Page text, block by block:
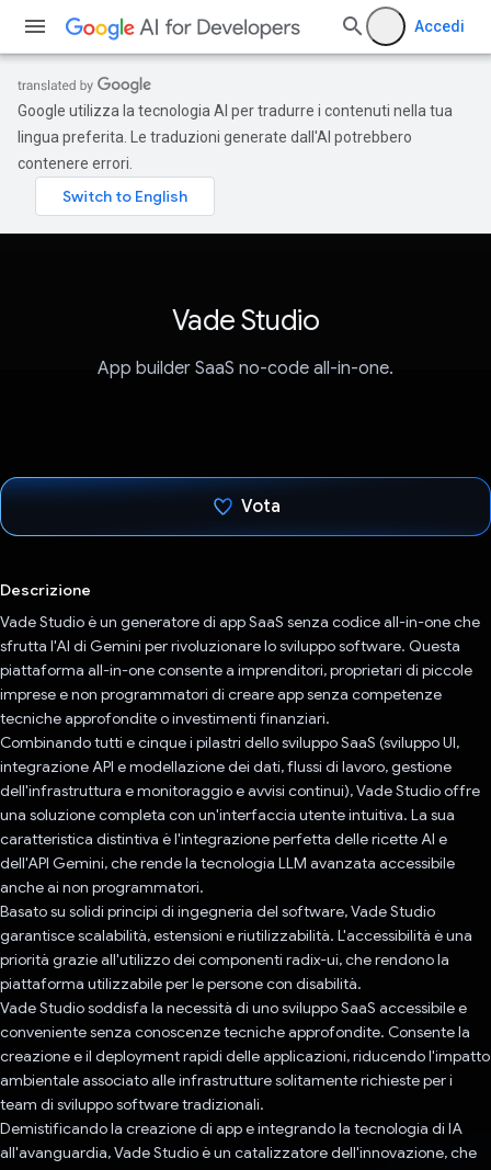
Accedi
Google utilizza la tecnologia AI per tradurre i contenuti nella tua
lingua preferita. Le traduzioni generate dall'AI potrebbero
contenere errori.
Vade Studio
App builder SaaS no-code all-in-one.
Vota
Descrizione
Vade Studio è un generatore di app SaaS senza codice all-in-one che
sfrutta l'AI di Gemini per rivoluzionare lo sviluppo software. Questa
piattaforma all-in-one consente a imprenditori, proprietari di piccole
imprese e non programmatori di creare app senza competenze
tecniche approfondite o investimenti finanziari.
Combinando tutti e cinque i pilastri dello sviluppo SaaS (sviluppo UI,
integrazione API e modellazione dei dati, flussi di lavoro, gestione
dell'infrastruttura e monitoraggio e avvisi continui), Vade Studio offre
una soluzione completa con un'interfaccia utente intuitiva. La sua
caratteristica distintiva è l'integrazione perfetta delle ricette AI e
dell'API Gemini, che rende la tecnologia LLM avanzata accessibile
anche ai non programmatori.
Basato su solidi principi di ingegneria del software, Vade Studio
garantisce scalabilità, estensioni e riutilizzabilità. L'accessibilità è una
priorità grazie all'utilizzo dei componenti radix-ui, che rendono la
piattaforma utilizzabile per le persone con disabilità.
Vade Studio soddisfa la necessità di uno sviluppo SaaS accessibile e
conveniente senza conoscenze tecniche approfondite. Consente la
creazione e il deployment rapidi delle applicazioni, riducendo l'impatto
ambientale associato alle infrastrutture solitamente richieste per i
team di sviluppo software tradizionali.
Demistificando la creazione di app e integrando la tecnologia di IA
all'avanguardia, Vade Studio è un catalizzatore dell'innovazione, che